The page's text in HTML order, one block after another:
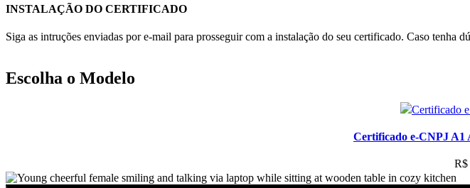
INSTALAÇÃO DO CERTIFICADO
Siga as intruções enviadas por e-mail para prosseguir com a instalação do seu certificado. Caso tenha
Escolha o Modelo
Certificado e-CNPJ A1
R$